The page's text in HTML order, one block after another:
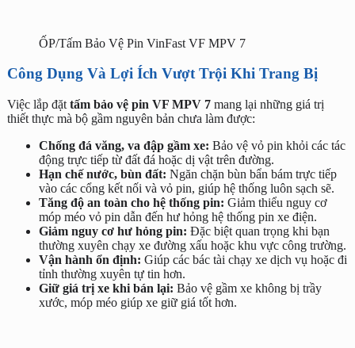
ỐP/Tấm Bảo Vệ Pin VinFast VF MPV 7
Công Dụng Và Lợi Ích Vượt Trội Khi Trang Bị
Việc lắp đặt tấm bảo vệ pin VF MPV 7 mang lại những giá trị
thiết thực mà bộ gầm nguyên bản chưa làm được:
Chống đá văng, va đập gầm xe: Bảo vệ vỏ pin khỏi các tác
động trực tiếp từ đất đá hoặc dị vật trên đường.
Hạn chế nước, bùn đất: Ngăn chặn bùn bẩn bám trực tiếp
vào các cổng kết nối và vỏ pin, giúp hệ thống luôn sạch sẽ.
Tăng độ an toàn cho hệ thống pin: Giảm thiểu nguy cơ
móp méo vỏ pin dẫn đến hư hỏng hệ thống pin xe điện.
Giảm nguy cơ hư hỏng pin: Đặc biệt quan trọng khi bạn
thường xuyên chạy xe đường xấu hoặc khu vực công trường.
Vận hành ổn định: Giúp các bác tài chạy xe dịch vụ hoặc đi
tỉnh thường xuyên tự tin hơn.
Giữ giá trị xe khi bán lại: Bảo vệ gầm xe không bị trầy
xước, móp méo giúp xe giữ giá tốt hơn.